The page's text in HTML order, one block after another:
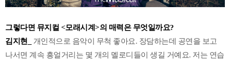
그렇다면 뮤지컬 <모래시계>의 매력은 무엇일까요?
김지현_
개인적으로 음악이 무척 좋아요. 장담하는데 공연을 보고
나서면 계속 흥얼거리는 몇 개의 멜로디들이 생길 거예요. 저는 연습